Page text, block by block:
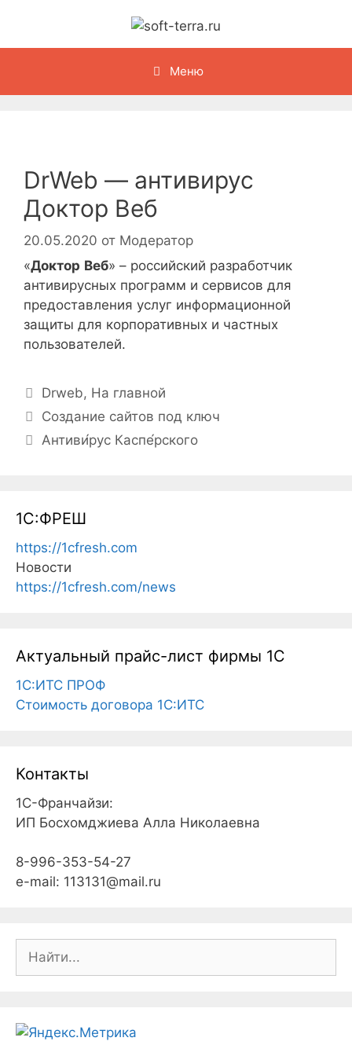
содержимому
Меню
DrWeb — антивирус
Доктор Веб
20.05.2020 от Модератор
«Доктор Веб» – российский разработчик
антивирусных программ и сервисов для
предоставления услуг информационной
защиты для корпоративных и частных
пользователей.
Рубрики
Drweb, На главной
Навигация
записи
Создание сайтов под ключ
Антиви́рус Каспе́рского
1С:ФРЕШ
https://1cfresh.com
Новости
https://1cfresh.com/news
Актуальный прайс-лист фирмы 1С
1С:ИТС ПРОФ
Cтоимость договора 1С:ИТС
Контакты
1С-Франчайзи:
ИП Босхомджиева Алла Николаевна
8-996-353-54-27
e-mail: 113131@mail.ru
Поиск: